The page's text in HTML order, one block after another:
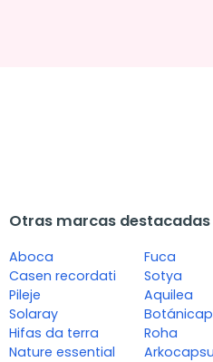
Otras marcas
Aboca
Casen recordati
Pileje
Solaray
Hifas da terra
Nature essential
Fuca
Sotya
Aquilea
Roha